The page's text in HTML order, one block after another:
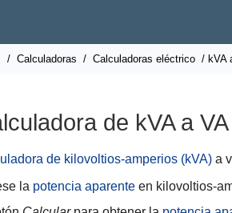
/ Calculadoras / Calculadoras eléctrico / kVA
de kVA a VA
de kilovoltios-amperios (kVA) a
la potencia aparente en kilovoltios-